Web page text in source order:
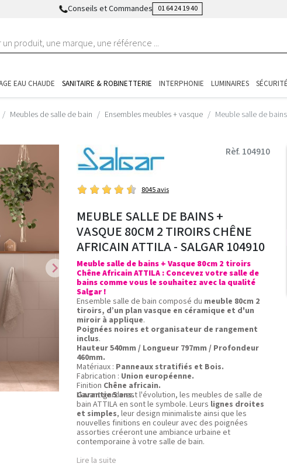
Conseils et Commandes 01 64 24 19 40
EAU CHAUDE SANITAIRE & ROBINETTERIE INTERPHONIE LUMINAIRES SÉCURITÉ
Meubles de salle de bain Ensembles meubles + vasque Meuble salle de
chevron_right
Rèf. 104910
8045 avis
MEUBLE SALLE DE BAINS +
VASQUE 80CM 2 TIROIRS CHÊNE
AFRICAIN ATTILA - SALGAR 104910
Meuble salle de bains + Vasque 80cm 2 tiroirs
Chêne Africain ATTILA : Concevez votre salle de
bains comme vous le souhaitez avec la qualité
Salgar !
Ensemble salle de bain composé du meuble 80cm 2
tiroirs, d’un plan vasque en céramique et d'un
miroir à applique.
Poignées noires et organisateur de rangement
inclus.
Hauteur 540mm / Longueur 797mm / Profondeur
460mm.
Matériaux : Panneaux stratifiés et Bois.
Fabrication : Union européenne.
Finition Chêne africain.
Garantie 5 ans.
L'avant-garde est l'évolution, les meubles de salle de
bain ATTILA en sont le symbole. Leurs lignes droites
et simples, leur design minimaliste ainsi que les
nouvelles finitions en couleur avec des poignées
assorties créeront une ambiance urbaine et
contemporaine à votre salle de bain.
Lire la suite